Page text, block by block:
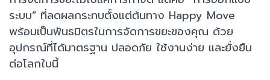
ระบบ” ที่ลดผลกระทบตั้งแต่ต้นทาง Happy Move
พร้อมเป็นพันธมิตรในการจัดการขยะของคุณ ด้วย
อุปกรณ์ที่ได้มาตรฐาน ปลอดภัย ใช้งานง่าย และยั่งยืน
ต่อโลกใบนี้